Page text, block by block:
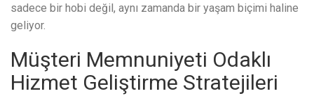
sadece bir hobi değil, aynı zamanda bir yaşam biçimi haline
geliyor.
Müşteri Memnuniyeti Odaklı
Hizmet Geliştirme Stratejileri